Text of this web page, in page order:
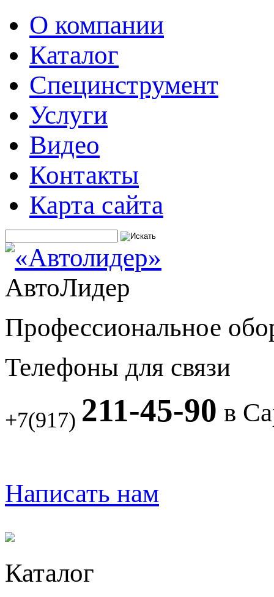
О компании
Каталог
Специнструмент
Услуги
Видео
Контакты
Карта сайта
АвтоЛидер
Профессиональное
Телефоны для связи
+7(917) 211-45-90 в
Написать нам
Каталог